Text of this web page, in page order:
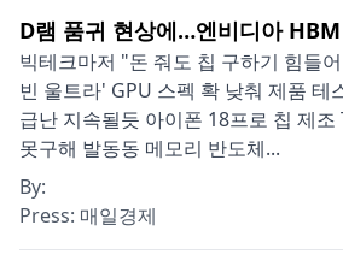
D램 품귀 현상에…엔비디아
빅테크마저 "돈 줘도 칩 구하기 힘들
빈 울트라' GPU 스펙 확 낮춰 제품 테
급난 지속될듯 아이폰 18프로 칩 제조
못구해 발동동 메모리 반도체...
By:
Press: 매일경제